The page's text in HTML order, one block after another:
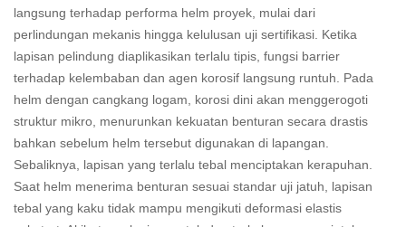
langsung terhadap performa helm proyek, mulai dari
perlindungan mekanis hingga kelulusan uji sertifikasi. Ketika
lapisan pelindung diaplikasikan terlalu tipis, fungsi barrier
terhadap kelembaban dan agen korosif langsung runtuh. Pada
helm dengan cangkang logam, korosi dini akan menggerogoti
struktur mikro, menurunkan kekuatan benturan secara drastis
bahkan sebelum helm tersebut digunakan di lapangan.
Sebaliknya, lapisan yang terlalu tebal menciptakan kerapuhan.
Saat helm menerima benturan sesuai standar uji jatuh, lapisan
tebal yang kaku tidak mampu mengikuti deformasi elastis